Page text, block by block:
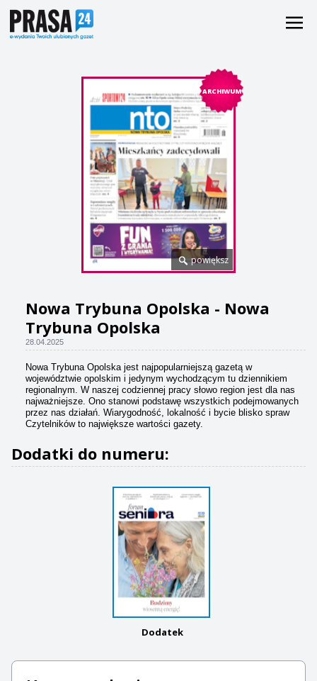
ARCHIWUM
powiększ
Nowa Trybuna Opolska - Nowa
Trybuna Opolska
28.04.2025
Nowa Trybuna Opolska jest najpopularniejszą gazetą w
województwie opolskim i jedynym wychodzącym tu dziennikiem
regionalnym. W naszej codziennej pracy słowo region jest dla nas
najważniejsze. Ono stanowi podstawę wszystkich podejmowanych
przez nas działań. Wiarygodność, lokalność i bycie blisko spraw
Czytelników to największe wartości gazety.
Dodatki do numeru:
Dodatek